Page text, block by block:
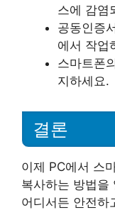
스에 감염
공동인증
에서 작업
스마트폰
지하세요.
결론
이제 PC에서 스
복사하는 방법을
어디서든 안전하